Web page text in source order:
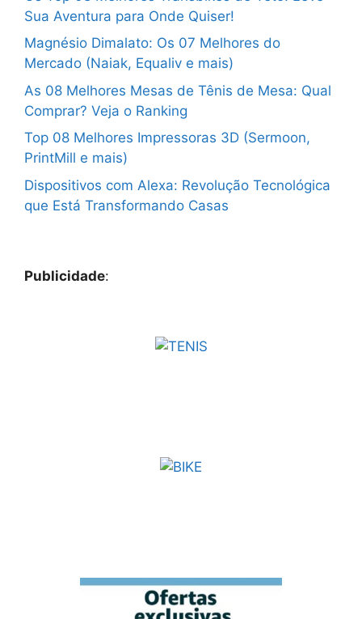
Sua Aventura para Onde Quiser!
Magnésio Dimalato: Os 07 Melhores do
Mercado (Naiak, Equaliv e mais)
As 08 Melhores Mesas de Tênis de Mesa: Qual
Comprar? Veja o Ranking
Top 08 Melhores Impressoras 3D (Sermoon,
PrintMill e mais)
Dispositivos com Alexa: Revolução Tecnológica
que Está Transformando Casas
Publicidade: